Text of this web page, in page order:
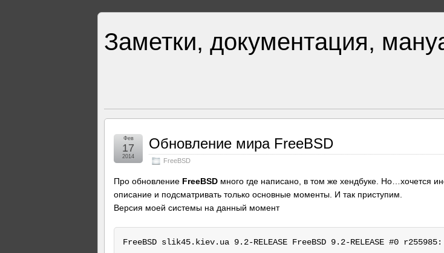
Заметки, документация,
Обновление мира FreeBSD
FreeBSD
Фев
17
2014
Про обновление FreeBSD много где написано, в том же хендбуке. Но…хочется
описание и подсматривать только основные моменты. И так приступим.
Версия моей системы на данный момент